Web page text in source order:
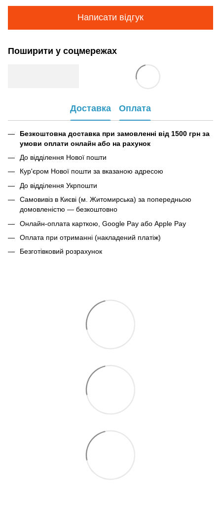
Написати відгук
Поширити у соцмережах
Доставка Оплата
Безкоштовна доставка при замовленні від 1500 грн за
умови оплати онлайн або на рахунок
До відділення Нової пошти
Кур'єром Нової пошти за вказаною адресою
До відділення Укрпошти
Самовивіз в Києві (м. Житомирська) за попередньою
домовленістю — безкоштовно
Онлайн-оплата карткою, Google Pay або Apple Pay
Оплата при отриманні (накладений платіж)
Безготівковий розрахунок